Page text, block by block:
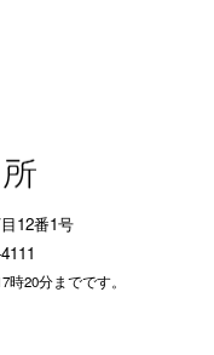
12番1号
20分までです。